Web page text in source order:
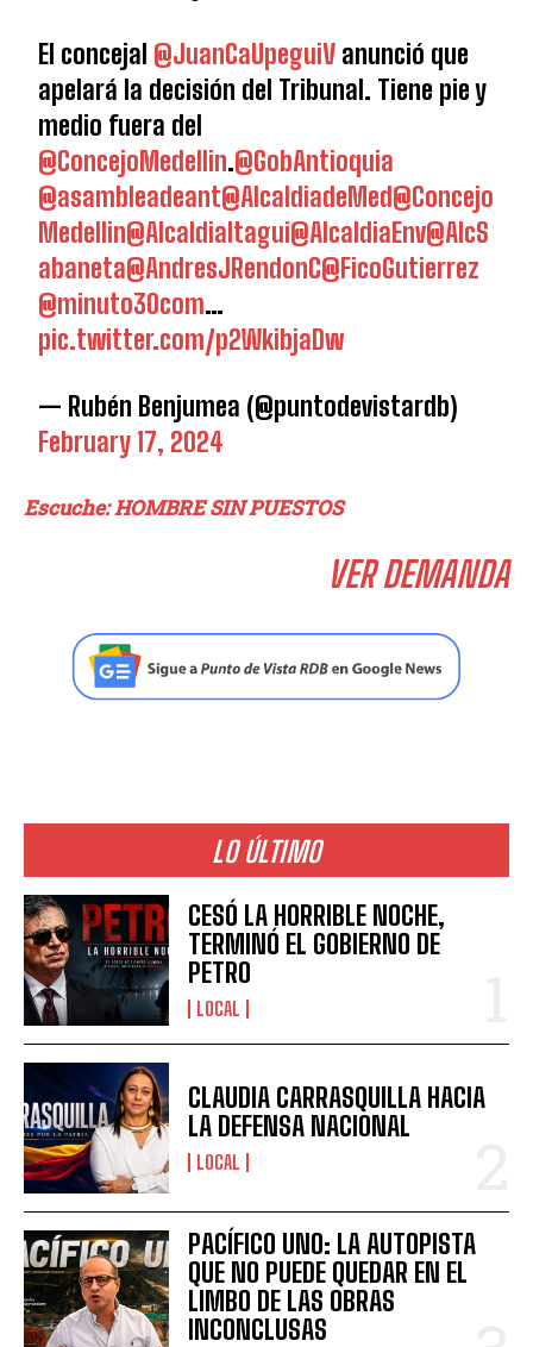
El concejal @JuanCaUpeguiV anunció que
apelará la decisión del Tribunal. Tiene pie y
medio fuera del
@ConcejoMedellin.@GobAntioquia
@asambleadeant@AlcaldiadeMed@Concejo
Medellin@AlcaldiaItagui@AlcaldiaEnv@AlcS
abaneta@AndresJRendonC@FicoGutierrez
@minuto30com…
pic.twitter.com/p2WkibjaDw
— Rubén Benjumea (@puntodevistardb)
February 17, 2024
Escuche: HOMBRE SIN PUESTOS
VER DEMANDA
LO ÚLTIMO
CESÓ LA HORRIBLE NOCHE,
TERMINÓ EL GOBIERNO DE
PETRO
LOCAL
CLAUDIA CARRASQUILLA HACIA
LA DEFENSA NACIONAL
LOCAL
PACÍFICO UNO: LA AUTOPISTA
QUE NO PUEDE QUEDAR EN EL
LIMBO DE LAS OBRAS
INCONCLUSAS